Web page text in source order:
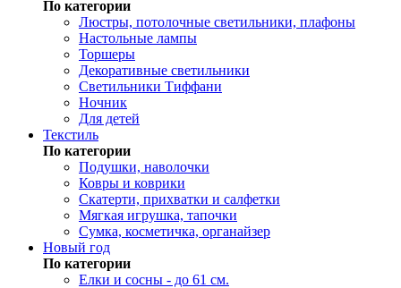
По категории
Люстры, потолочные светильники, плафоны
Настольные лампы
Торшеры
Декоративные светильники
Светильники Тиффани
Ночник
Для детей
Текстиль
По категории
Подушки, наволочки
Ковры и коврики
Скатерти, прихватки и салфетки
Мягкая игрушка, тапочки
Сумка, косметичка, органайзер
Новый год
По категории
Елки и сосны - до 61 см.